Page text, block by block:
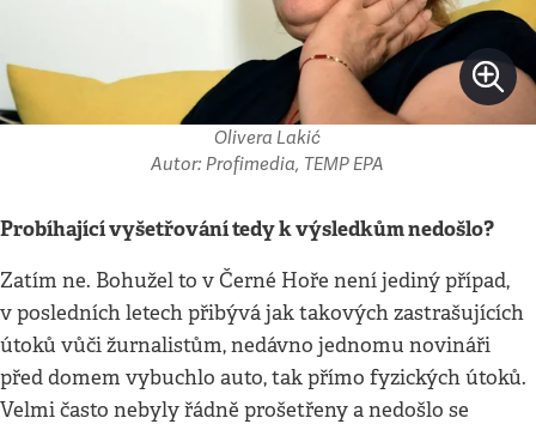
Olivera Lakić
Autor: Profimedia, TEMP EPA
Probíhající vyšetřování tedy k výsledkům nedošlo?
Zatím ne. Bohužel to v Černé Hoře není jediný případ,
v posledních letech přibývá jak takových zastrašujících
útoků vůči žurnalistům, nedávno jednomu novináři
před domem vybuchlo auto, tak přímo fyzických útoků.
Velmi často nebyly řádně prošetřeny a nedošlo se